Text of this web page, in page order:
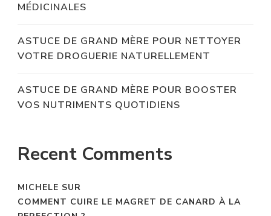
MÉDICINALES
ASTUCE DE GRAND MÈRE POUR NETTOYER
VOTRE DROGUERIE NATURELLEMENT
ASTUCE DE GRAND MÈRE POUR BOOSTER
VOS NUTRIMENTS QUOTIDIENS
Recent Comments
MICHELE SUR
COMMENT CUIRE LE MAGRET DE CANARD À LA